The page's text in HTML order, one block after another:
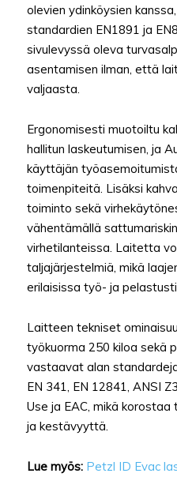
olevien ydinköysien
standardien EN1891 ja
sivulevyssä oleva
asentamisen ilman, että
valjaasta.
Ergonomisesti muotoiltu
hallitun laskeutumisen, ja
käyttäjän
toimenpiteitä. Lisäksi
toiminto sekä
vähentämällä
virhetilanteissa. Laitetta
taljajärjestelmiä, mikä
erilaisissa työ- ja
Laitteen tekniset
työkuorma 250 kiloa sekä
vastaavat alan
EN 341, EN 12841, ANSI
Use ja EAC, mikä
ja kestävyyttä.
Lue myös: Petzl ID Evac